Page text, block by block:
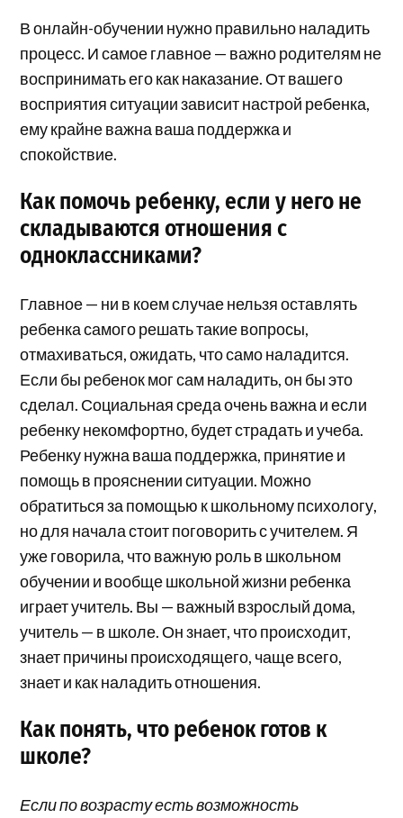
В онлайн-обучении нужно правильно наладить
процесс. И самое главное — важно родителям не
воспринимать его как наказание. От вашего
восприятия ситуации зависит настрой ребенка,
ему крайне важна ваша поддержка и
спокойствие.
Как помочь ребенку, если у него не
складываются отношения с
одноклассниками?
Главное — ни в коем случае нельзя оставлять
ребенка самого решать такие вопросы,
отмахиваться, ожидать, что само наладится.
Если бы ребенок мог сам наладить, он бы это
сделал. Социальная среда очень важна и если
ребенку некомфортно, будет страдать и учеба.
Ребенку нужна ваша поддержка, принятие и
помощь в прояснении ситуации. Можно
обратиться за помощью к школьному психологу,
но для начала стоит поговорить с учителем. Я
уже говорила, что важную роль в школьном
обучении и вообще школьной жизни ребенка
играет учитель. Вы — важный взрослый дома,
учитель — в школе. Он знает, что происходит,
знает причины происходящего, чаще всего,
знает и как наладить отношения.
Как понять, что ребенок готов к
школе?
Если по возрасту есть возможность